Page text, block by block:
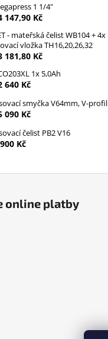
1 1/4"
147,90 Kč
- mateřská čelist WB104 + 4x
vložka TH16,20,26,32
181,80 Kč
1x 5,0Ah
640 Kč
smyčka V64mm, V-profil
090 Kč
čelist PB2 V16
Kč
online platby